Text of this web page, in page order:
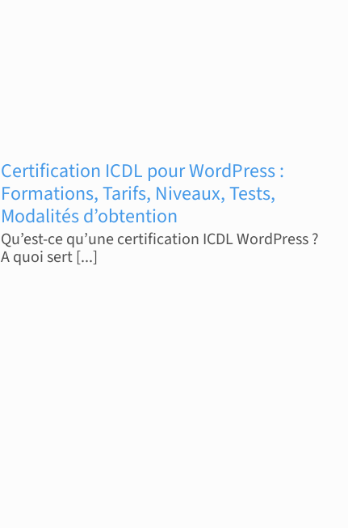
Certification ICDL pour WordPress :
Formations, Tarifs, Niveaux, Tests,
Modalités d’obtention
Qu’est-ce qu’une certification ICDL WordPress ?
A quoi sert [...]